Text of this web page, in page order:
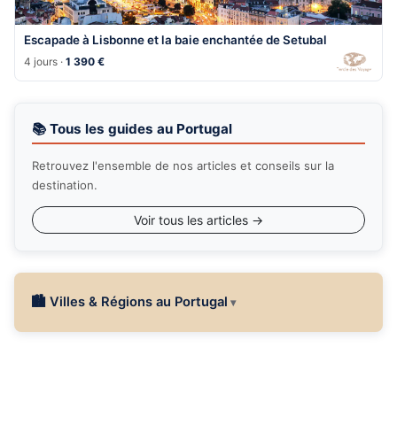
Escapade à Lisbonne et la baie enchantée de Setubal
4 jours ·1 390 €
📚 Tous les guides au Portugal
Retrouvez l'ensemble de nos articles et conseils sur la
destination.
Voir tous les articles →
🏙 Villes & Régions au Portugal